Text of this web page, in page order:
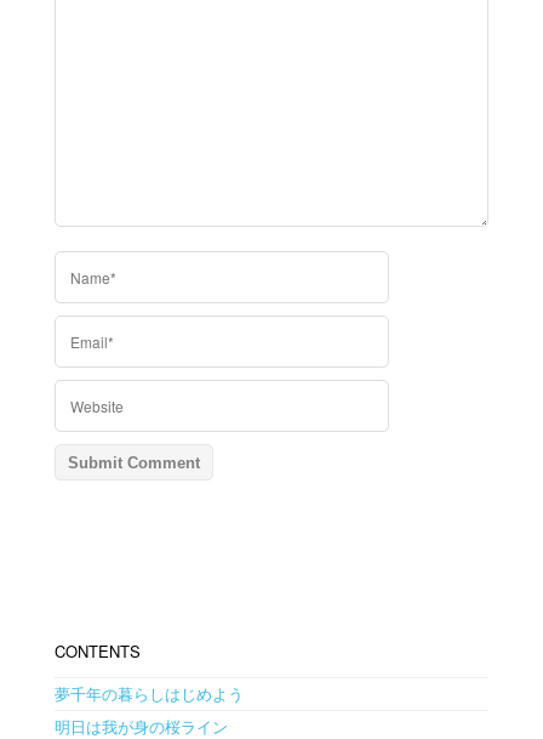
CONTENTS
夢千年の暮らしはじめよう
明日は我が身の桜ライン